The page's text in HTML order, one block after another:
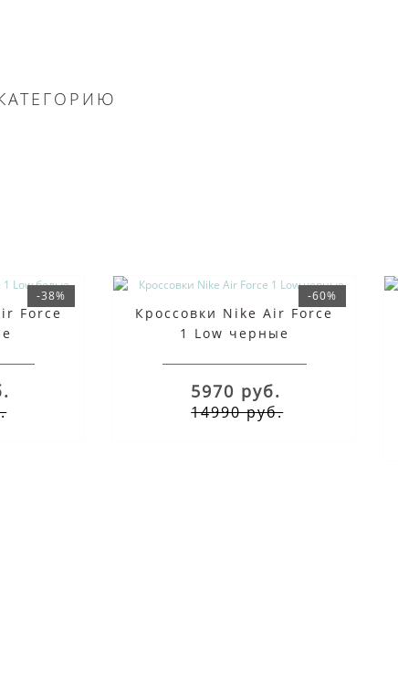
-38%
Force
-60%
Кроссовки Nike Air Force
1 Low черные
5970 руб.
14990 руб.